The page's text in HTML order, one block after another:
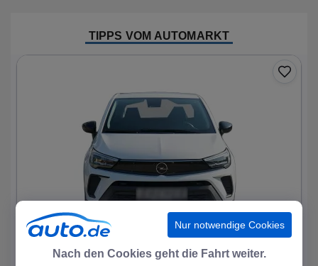
TIPPS VOM AUTOMARKT
|14
Nur notwendige Cookies
Nach den Cookies geht die Fahrt weiter.